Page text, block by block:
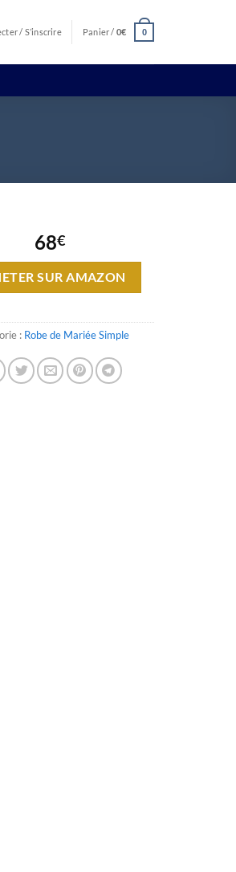
/ S’inscrire Panier / 0€ 0
68€
SUR AMAZON
: Robe de Mariée Simple